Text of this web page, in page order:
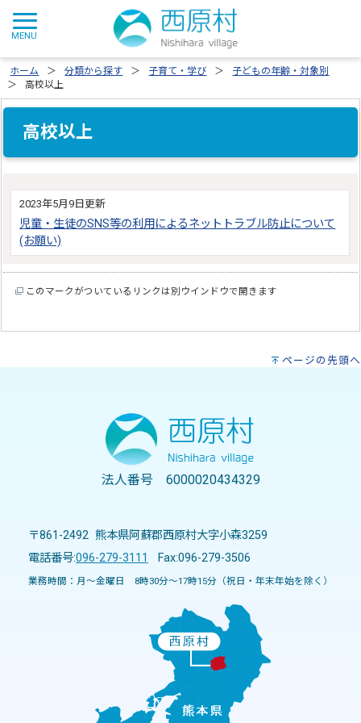
ホーム 分類から探す 子育て・学び
子どもの年齢・対象別
高校以上
高校以上
2023年5月9日更新
児童・生徒のSNS等の利用によるネットトラブル防止について
(お願い)
このマークがついているリンクは別ウインドウで開きます
ページの先頭へ
法人番号 6000020434329
〒861-2492 熊本県阿蘇郡西原村大字小森3259
電話番号:096-279-3111 Fax:096-279-3506
業務時間：月～金曜日 8時30分～17時15分（祝日・年末年始を除く）